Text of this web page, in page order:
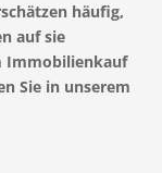
häufig,
auf sie
Immobilienkauf
Sie in unserem